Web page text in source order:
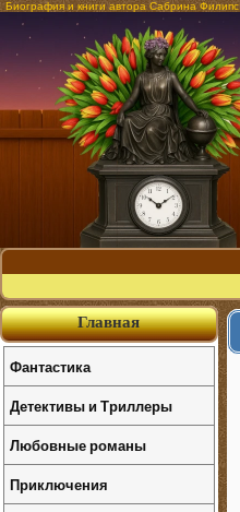
Биография и книги автора Сабрина Филипс
Главная
Фантастика
Детективы и Триллеры
Любовные романы
Приключения